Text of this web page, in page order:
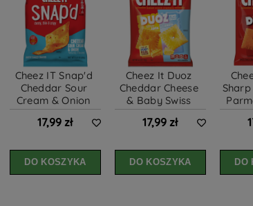
Cheez IT Snap'd
Cheddar Sour
Cream & Onion
(62g)
17,99 zł
DO KOSZYKA
Cheez It Duoz
Cheddar Cheese
& Baby Swiss
(122g)
17,99 zł
DO KOSZYKA DO